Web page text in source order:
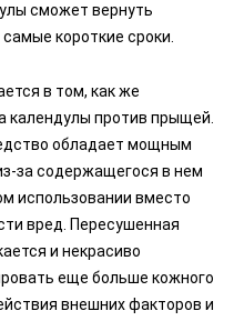
сможет вернуть
короткие сроки.
в том, как же
календулы против прыщей.
обладает мощным
за содержащегося в нем
использовании вместо
вред. Пересушенная
и некрасиво
еще больше кожного
внешних факторов и